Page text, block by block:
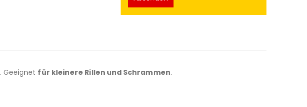
. Geeignet für kleinere Rillen und Schrammen.